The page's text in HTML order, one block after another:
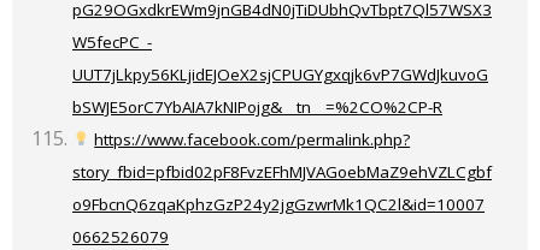
pG29OGxdkrEWm9jnGB4dN0jTiDUbhQvTbpt7Ql57WSX3
W5fecPC_-
UUT7jLkpy56KLjidEJOeX2sjCPUGYgxqjk6vP7GWdJkuvoG
bSWJE5orC7YbAIA7kNIPojg&__tn__=%2CO%2CP-R
https://www.facebook.com/permalink.php?
story_fbid=pfbid02pF8FvzEFhMJVAGoebMaZ9ehVZLCgbf
o9FbcnQ6zqaKphzGzP24y2jgGzwrMk1QC2l&id=10007
0662526079